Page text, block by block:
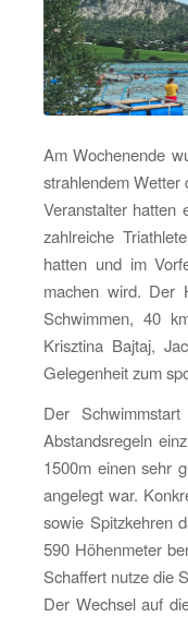
Am Wochenende
strahlendem Wetter
Veranstalter hatten
zahlreiche
hatten und im
machen wird. Der
Schwimmen, 40
Krisztina Bajtaj,
Gelegenheit zum
Der
Abstandsregeln
1500m einen sehr
angelegt war.
sowie Spitzkehren
590 Höhenmeter
Schaffert nutze die
Der Wechsel auf